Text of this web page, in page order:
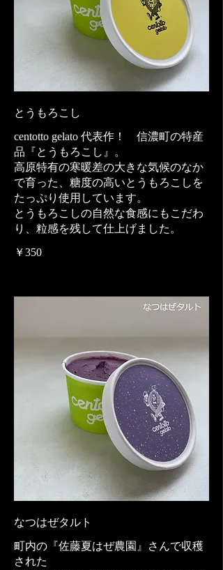
とうもろこし
centotto gelato 代表作！ 信濃町の特産
品『とうもろこし』。
高原特有の寒暖差の大きな気候のなか
で育った、糖度の高いとうもろこしを
たっぷり使用しています。
とうもろこしの自然な食感にもこだわ
り、粒感を残して仕上げました。
￥350
なつはぜタルト
町内の『佐藤夏はぜ農園』さんで収穫
された